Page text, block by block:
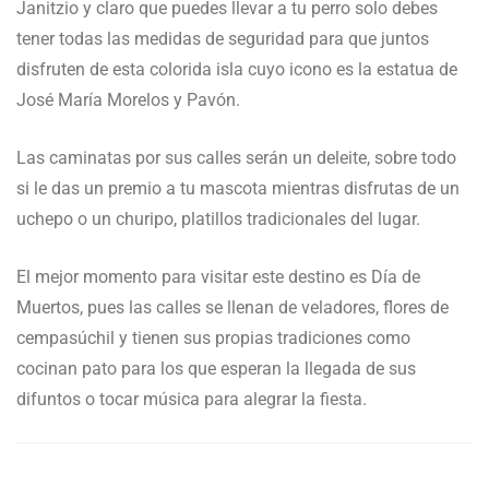
Janitzio y claro que puedes llevar a tu perro solo debes
tener todas las medidas de seguridad para que juntos
disfruten de esta colorida isla cuyo icono es la estatua de
José María Morelos y Pavón.
Las caminatas por sus calles serán un deleite, sobre todo
si le das un premio a tu mascota mientras disfrutas de un
uchepo o un churipo, platillos tradicionales del lugar.
El mejor momento para visitar este destino es Día de
Muertos, pues las calles se llenan de veladores, flores de
cempasúchil y tienen sus propias tradiciones como
cocinan pato para los que esperan la llegada de sus
difuntos o tocar música para alegrar la fiesta.